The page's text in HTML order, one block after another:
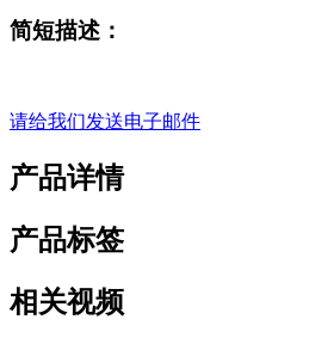
简短描述：
请给我们发送电子邮件
产品详情
产品标签
相关视频